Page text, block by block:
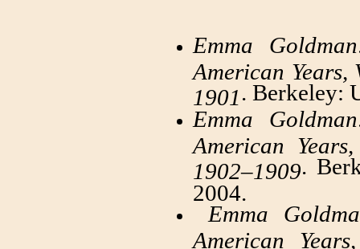
Emma
American
1901 . Berkeley:
Emma
American
1902–1909.
2004.
Emma
American